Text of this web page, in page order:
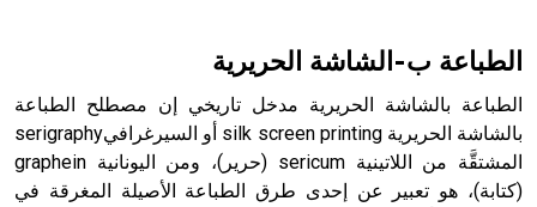
الطباعة ب-الشاشة الحريرية
الطباعة بالشاشة الحريرية مدخل تاريخي إن مصطلح الطباعة
بالشاشة الحريرية silk screen printing أو السيرغرافيserigraphy
المشتقَّة من اللاتينية sericum (حرير)، ومن اليونانية graphein
(كتابة)، هو تعبير عن إحدى طرق الطباعة الأصيلة المغرقة في